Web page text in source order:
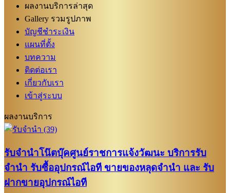
ผลงานบริการล่าสุด
Gallery รวมรูปภาพ
บัญชีชำระเงิน
แผนที่ตั้ง
บทความ
ติดต่อเรา
เกี่ยวกับเรา
เข้าสู่ระบบ
ผลงานบริการ
รับจำนำโน๊ตบุ๊คศูนย์ราชการแจ้งวัฒนะ บริการรับ
จำนำ รับซื้ออุปกรณ์ไอที ขายของหลุดจำนำ และ รับ
ฝากขายอุปกรณ์ไอที